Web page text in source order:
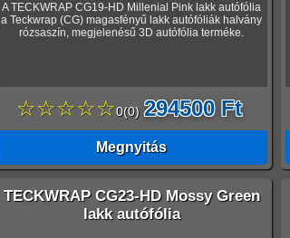
A TECKWRAP CG19-HD Millenial Pink lakk autófólia
a Teckwrap (CG) magasfényű lakk autófóliák halvány
rózsaszín, megjelenésű 3D autófólia terméke.
☆☆☆☆☆0(0) 294500 Ft
Megnyitás
TECKWRAP CG23-HD Mossy Green
lakk autófólia